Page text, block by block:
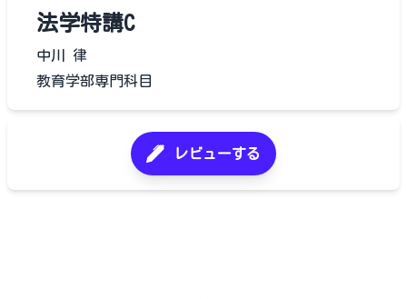
法学特講C
中川 律
教育学部専門科目
レビューする